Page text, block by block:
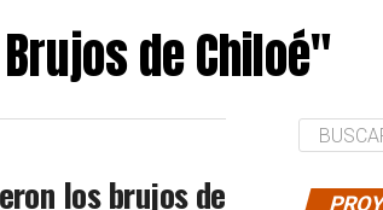
de Chiloé"
los brujos de